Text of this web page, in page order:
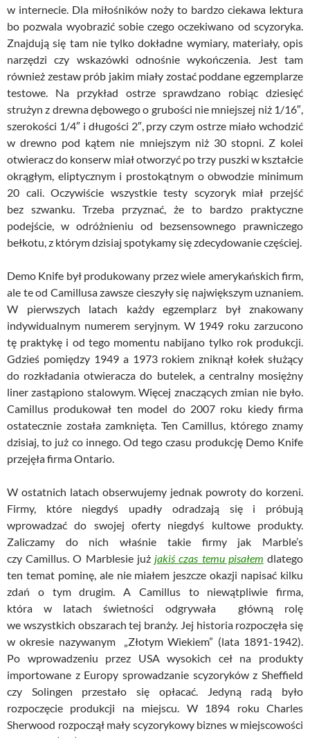
w internecie. Dla miłośników noży to bardzo ciekawa lektura
bo pozwala wyobrazić sobie czego oczekiwano od scyzoryka.
Znajdują się tam nie tylko dokładne wymiary, materiały, opis
narzędzi czy wskazówki odnośnie wykończenia. Jest tam
również zestaw prób jakim miały zostać poddane egzemplarze
testowe. Na przykład ostrze sprawdzano robiąc dziesięć
strużyn z drewna dębowego o grubości nie mniejszej niż 1/16″,
szerokości 1/4″ i długości 2″, przy czym ostrze miało wchodzić
w drewno pod kątem nie mniejszym niż 30 stopni. Z kolei
otwieracz do konserw miał otworzyć po trzy puszki w kształcie
okrągłym, eliptycznym i prostokątnym o obwodzie minimum
20 cali. Oczywiście wszystkie testy scyzoryk miał przejść
bez szwanku. Trzeba przyznać, że to bardzo praktyczne
podejście, w odróżnieniu od bezsensownego prawniczego
bełkotu, z którym dzisiaj spotykamy się zdecydowanie częściej.
Demo Knife był produkowany przez wiele amerykańskich firm,
ale te od Camillusa zawsze cieszyły się największym uznaniem.
W pierwszych latach każdy egzemplarz był znakowany
indywidualnym numerem seryjnym. W 1949 roku zarzucono
tę praktykę i od tego momentu nabijano tylko rok produkcji.
Gdzieś pomiędzy 1949 a 1973 rokiem zniknął kołek służący
do rozkładania otwieracza do butelek, a centralny mosiężny
liner zastąpiono stalowym. Więcej znaczących zmian nie było.
Camillus produkował ten model do 2007 roku kiedy firma
ostatecznie została zamknięta. Ten Camillus, którego znamy
dzisiaj, to już co innego. Od tego czasu produkcję Demo Knife
przejęła firma Ontario.
W ostatnich latach obserwujemy jednak powroty do korzeni.
Firmy, które niegdyś upadły odradzają się i próbują
wprowadzać do swojej oferty niegdyś kultowe produkty.
Zaliczamy do nich właśnie takie firmy jak Marble’s
czy Camillus. O Marblesie już jakiś czas temu pisałem dlatego
ten temat pominę, ale nie miałem jeszcze okazji napisać kilku
zdań o tym drugim. A Camillus to niewątpliwie firma,
która w latach świetności odgrywała główną rolę
we wszystkich obszarach tej branży. Jej historia rozpoczęła się
w okresie nazywanym „Złotym Wiekiem” (lata 1891-1942).
Po wprowadzeniu przez USA wysokich ceł na produkty
importowane z Europy sprowadzanie scyzoryków z Sheffield
czy Solingen przestało się opłacać. Jedyną radą było
rozpoczęcie produkcji na miejscu. W 1894 roku Charles
Sherwood rozpoczął mały scyzorykowy biznes w miejscowości